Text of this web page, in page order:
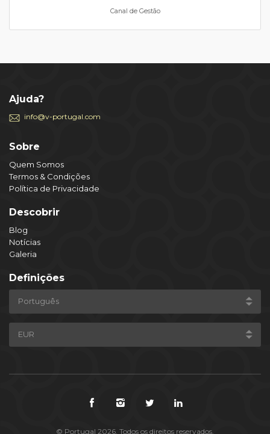
Canal de Gestão
Ajuda?
info@v-portugal.com
Sobre
Quem Somos
Termos & Condições
Política de Privacidade
Descobrir
Blog
Notícias
Galeria
Definições
© Portugal 2026. Todos os direitos reservados.